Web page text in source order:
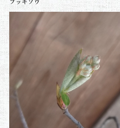
フッキソウ